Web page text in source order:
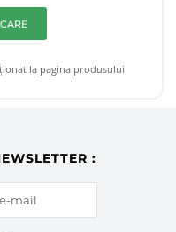
la pagina produsului
: